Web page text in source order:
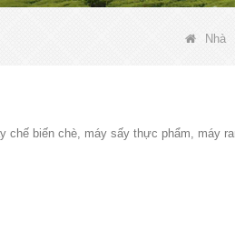
Nhà
chế biến chè, máy sấy thực phẩm, máy